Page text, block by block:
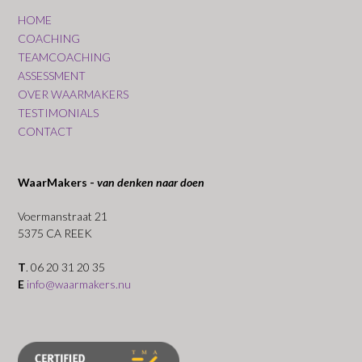
HOME
COACHING
TEAMCOACHING
ASSESSMENT
OVER WAARMAKERS
TESTIMONIALS
CONTACT
WaarMakers - van denken naar doen
Voermanstraat 21
5375 CA REEK
T. 06 20 31 20 35
E info@waarmakers.nu